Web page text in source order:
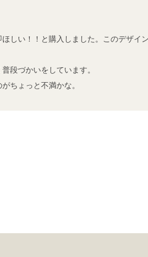
しい！！と購入しました。このデザイ
段づかいをしています。
ちょっと不満かな。